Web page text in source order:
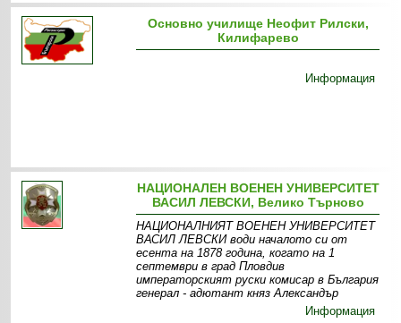
Основно училище Неофит Рилски,
Килифарево
Информация
НАЦИОНАЛЕН ВОЕНЕН УНИВЕРСИТЕТ
ВАСИЛ ЛЕВСКИ, Велико Търново
НАЦИОНАЛНИЯТ ВОЕНЕН УНИВЕРСИТЕТ
ВАСИЛ ЛЕВСКИ води началото си от
есента на 1878 година, когато на 1
септември в град Пловдив
императорският руски комисар в България
генерал - адютант княз Александър
Информация